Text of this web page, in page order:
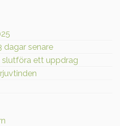
dagar senare
ett uppdrag